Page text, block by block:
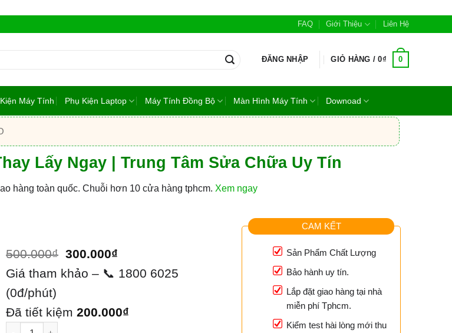
FAQ Giới Thiệu Liên Hệ
ĐĂNG NHẬP GIỎ HÀNG /0₫ 0
Máy Tính Phụ Kiện Laptop Máy Tính Đồng Bộ Màn Hình Máy Tính Downoad
Lấy Ngay | Trung Tâm Sửa Chữa Uy Tín
hàng toàn quốc. Chuỗi hơn 10 cửa hàng tphcm. Xem ngay
500.000₫ Giá
gốc
500.000₫.
300.000₫
hiện
là:
Giá tham khảo – 📞 1800 6025
(0đ/phút)
Đã tiết kiệm 200.000₫
Bản lề Laptop Lenovo S10 - Thay Lấy Ngay | Trung Tâm Sửa Chữa Uy Tín số lượng
CAM KẾT
Sản Phẩm Chất Lượng
Bảo hành uy tín.
Lắp đặt giao hàng tại nhà
miễn phí Tphcm.
Kiểm test hài lòng mới thu